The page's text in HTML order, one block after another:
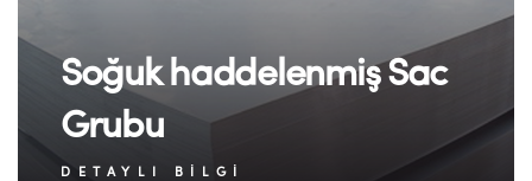
Soğuk haddelenmiş Sac
Grubu
DETAYLI BILGI